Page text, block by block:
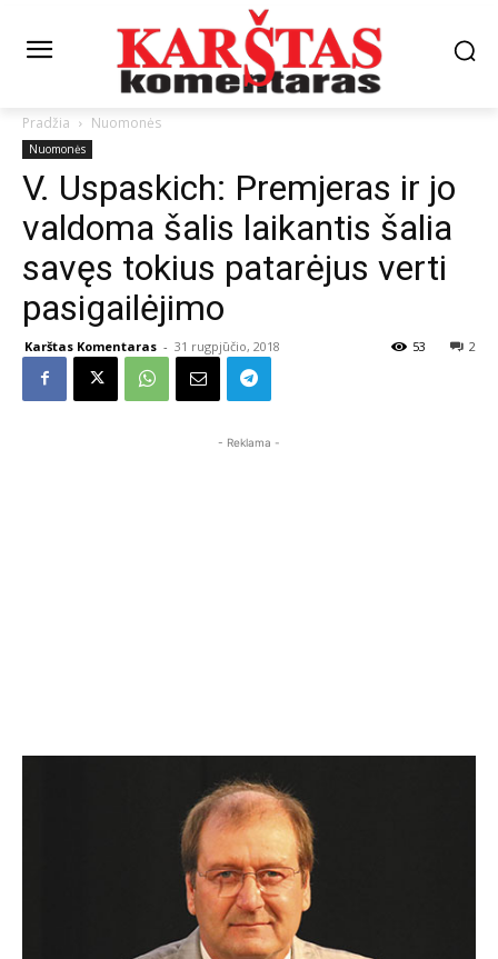
Pradžia Nuomonės
Nuomonės
V. Uspaskich: Premjeras ir jo
valdoma šalis laikantis šalia
savęs tokius patarėjus verti
pasigailėjimo
Karštas Komentaras - 31 rugpjūčio, 2018 2
53
- Reklama -